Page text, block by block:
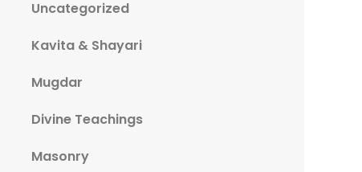
Uncategorized
Kavita & Shayari
Mugdar
Divine Teachings
Masonry